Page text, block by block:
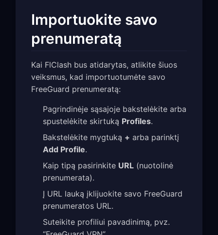
Importuokite savo
prenumeratą
Kai FlClash bus atidarytas, atlikite šiuos
veiksmus, kad importuotumėte savo
FreeGuard prenumeratą:
Pagrindinėje sąsajoje bakstelėkite arba
spustelėkite skirtuką Profiles.
Bakstelėkite mygtuką + arba parinktį
Add Profile.
Kaip tipą pasirinkite URL (nuotolinė
prenumerata).
Į URL lauką įklijuokite savo FreeGuard
prenumeratos URL.
Suteikite profiliui pavadinimą, pvz.